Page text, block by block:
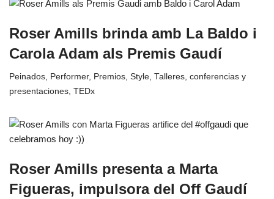
Roser Amills brinda amb La Baldo i
Carola Adam als Premis Gaudí
Peinados, Performer, Premios, Style, Talleres, conferencias y
presentaciones, TEDx
Roser Amills presenta a Marta
Figueras, impulsora del Off Gaudí